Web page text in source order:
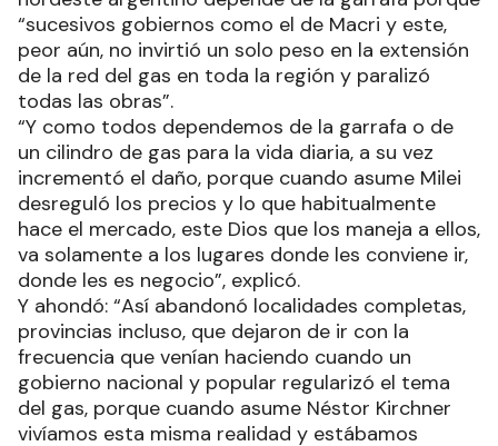
“sucesivos gobiernos como el de Macri y este,
peor aún, no invirtió un solo peso en la extensión
de la red del gas en toda la región y paralizó
todas las obras”.
“Y como todos dependemos de la garrafa o de
un cilindro de gas para la vida diaria, a su vez
incrementó el daño, porque cuando asume Milei
desreguló los precios y lo que habitualmente
hace el mercado, este Dios que los maneja a ellos,
va solamente a los lugares donde les conviene ir,
donde les es negocio”, explicó.
Y ahondó: “Así abandonó localidades completas,
provincias incluso, que dejaron de ir con la
frecuencia que venían haciendo cuando un
gobierno nacional y popular regularizó el tema
del gas, porque cuando asume Néstor Kirchner
vivíamos esta misma realidad y estábamos